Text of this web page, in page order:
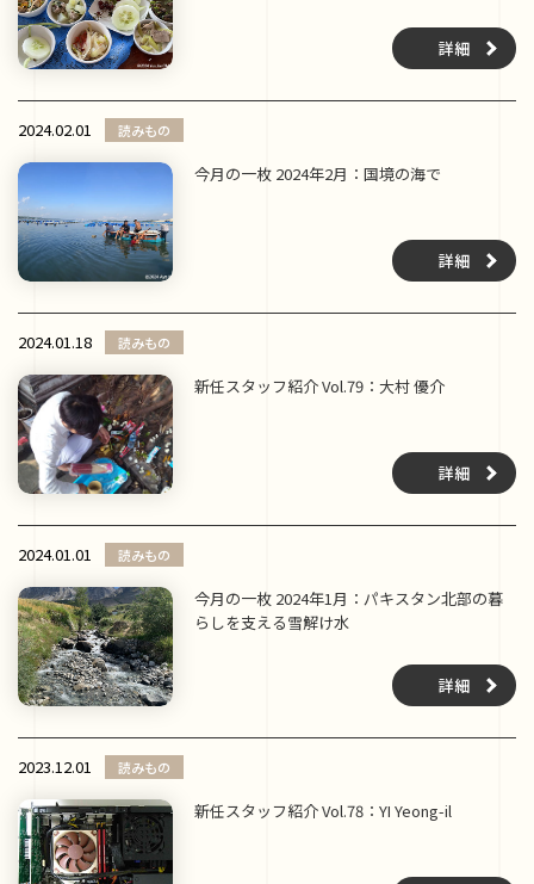
詳細
2024.02.01 読みもの
今月の一枚 2024年2月：国境の海で
詳細
2024.01.18 読みもの
新任スタッフ紹介 Vol.79：大村 優介
詳細
2024.01.01 読みもの
今月の一枚 2024年1月：パキスタン北部の暮
らしを支える雪解け水
詳細
2023.12.01 読みもの
新任スタッフ紹介 Vol.78：YI Yeong-il